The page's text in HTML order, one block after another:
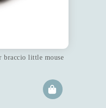
braccio little mouse